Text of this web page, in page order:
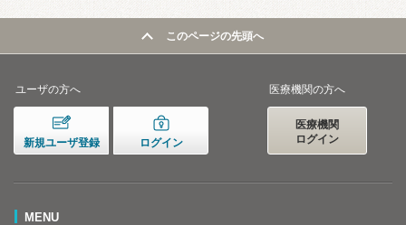
このページの先頭へ
ユーザの方へ
新規ユーザ登録 ログイン
医療機関の方へ
医療機関
ログイン
MENU